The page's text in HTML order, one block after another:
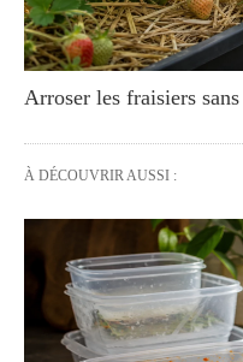
Arroser les fraisiers
À DÉCOUVRIR AUSSI :